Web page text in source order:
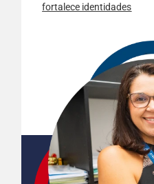
fortalece identidades